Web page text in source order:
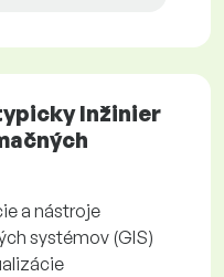
Inžinier
a nástroje
systémov (GIS)